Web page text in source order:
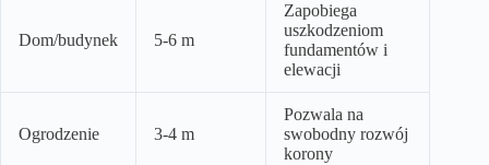
Dom/budynek 5-6 m
Zapobiega
uszkodzeniom
fundamentów i
elewacji
Ogrodzenie 3-4 m
Pozwala na
swobodny rozwój
korony